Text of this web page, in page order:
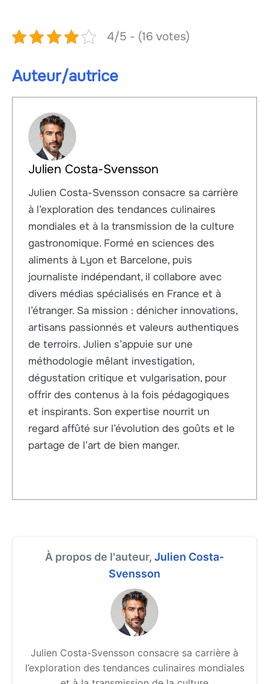
4/5 - (16 votes)
Auteur/autrice
Julien Costa-Svensson
Julien Costa-Svensson consacre sa carrière
à l’exploration des tendances culinaires
mondiales et à la transmission de la culture
gastronomique. Formé en sciences des
aliments à Lyon et Barcelone, puis
journaliste indépendant, il collabore avec
divers médias spécialisés en France et à
l’étranger. Sa mission : dénicher innovations,
artisans passionnés et valeurs authentiques
de terroirs. Julien s’appuie sur une
méthodologie mêlant investigation,
dégustation critique et vulgarisation, pour
offrir des contenus à la fois pédagogiques
et inspirants. Son expertise nourrit un
regard affûté sur l’évolution des goûts et le
partage de l’art de bien manger.
À propos de l'auteur, Julien Costa-
Svensson
Julien Costa-Svensson consacre sa carrière à
l’exploration des tendances culinaires mondiales